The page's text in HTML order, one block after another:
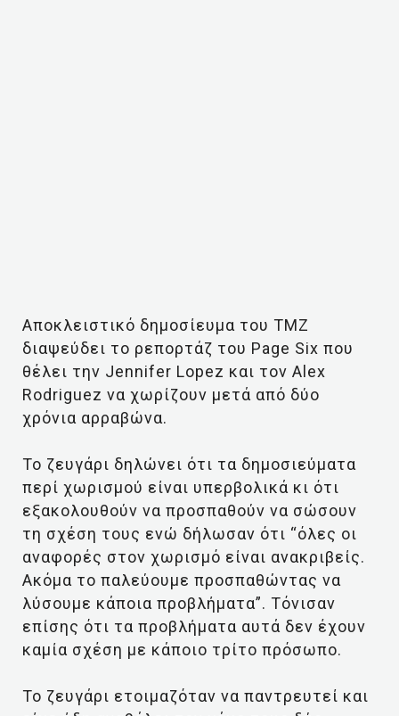
Αποκλειστικό δημοσίευμα του TMZ
διαψεύδει το ρεπορτάζ του Page Six που
θέλει την Jennifer Lopez και τον Alex
Rodriguez να χωρίζουν μετά από δύο
χρόνια αρραβώνα.
Το ζευγάρι δηλώνει ότι τα δημοσιεύματα
περί χωρισμού είναι υπερβολικά κι ότι
εξακολουθούν να προσπαθούν να σώσουν
τη σχέση τους ενώ δήλωσαν ότι “όλες οι
αναφορές στον χωρισμό είναι ανακριβείς.
Ακόμα το παλεύουμε προσπαθώντας να
λύσουμε κάποια προβλήματα”. Τόνισαν
επίσης ότι τα προβλήματα αυτά δεν έχουν
καμία σχέση με κάποιο τρίτο πρόσωπο.
Το ζευγάρι ετοιμαζόταν να παντρευτεί και